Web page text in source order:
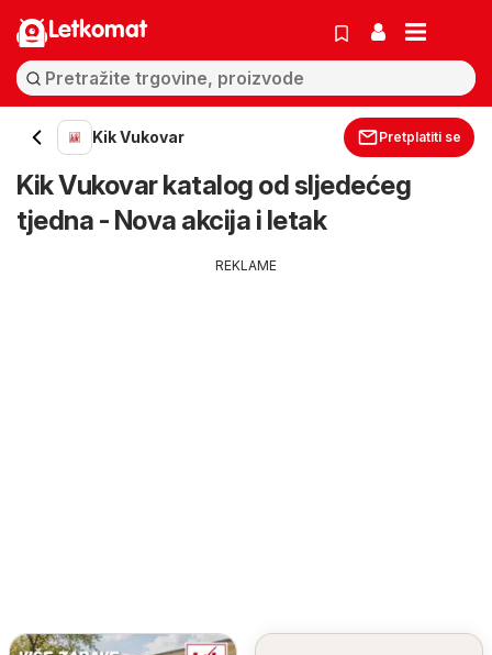
Letkomat
Kik Vukovar Pretplatiti se
Kik Vukovar katalog od sljedećeg
tjedna - Nova akcija i letak
REKLAME